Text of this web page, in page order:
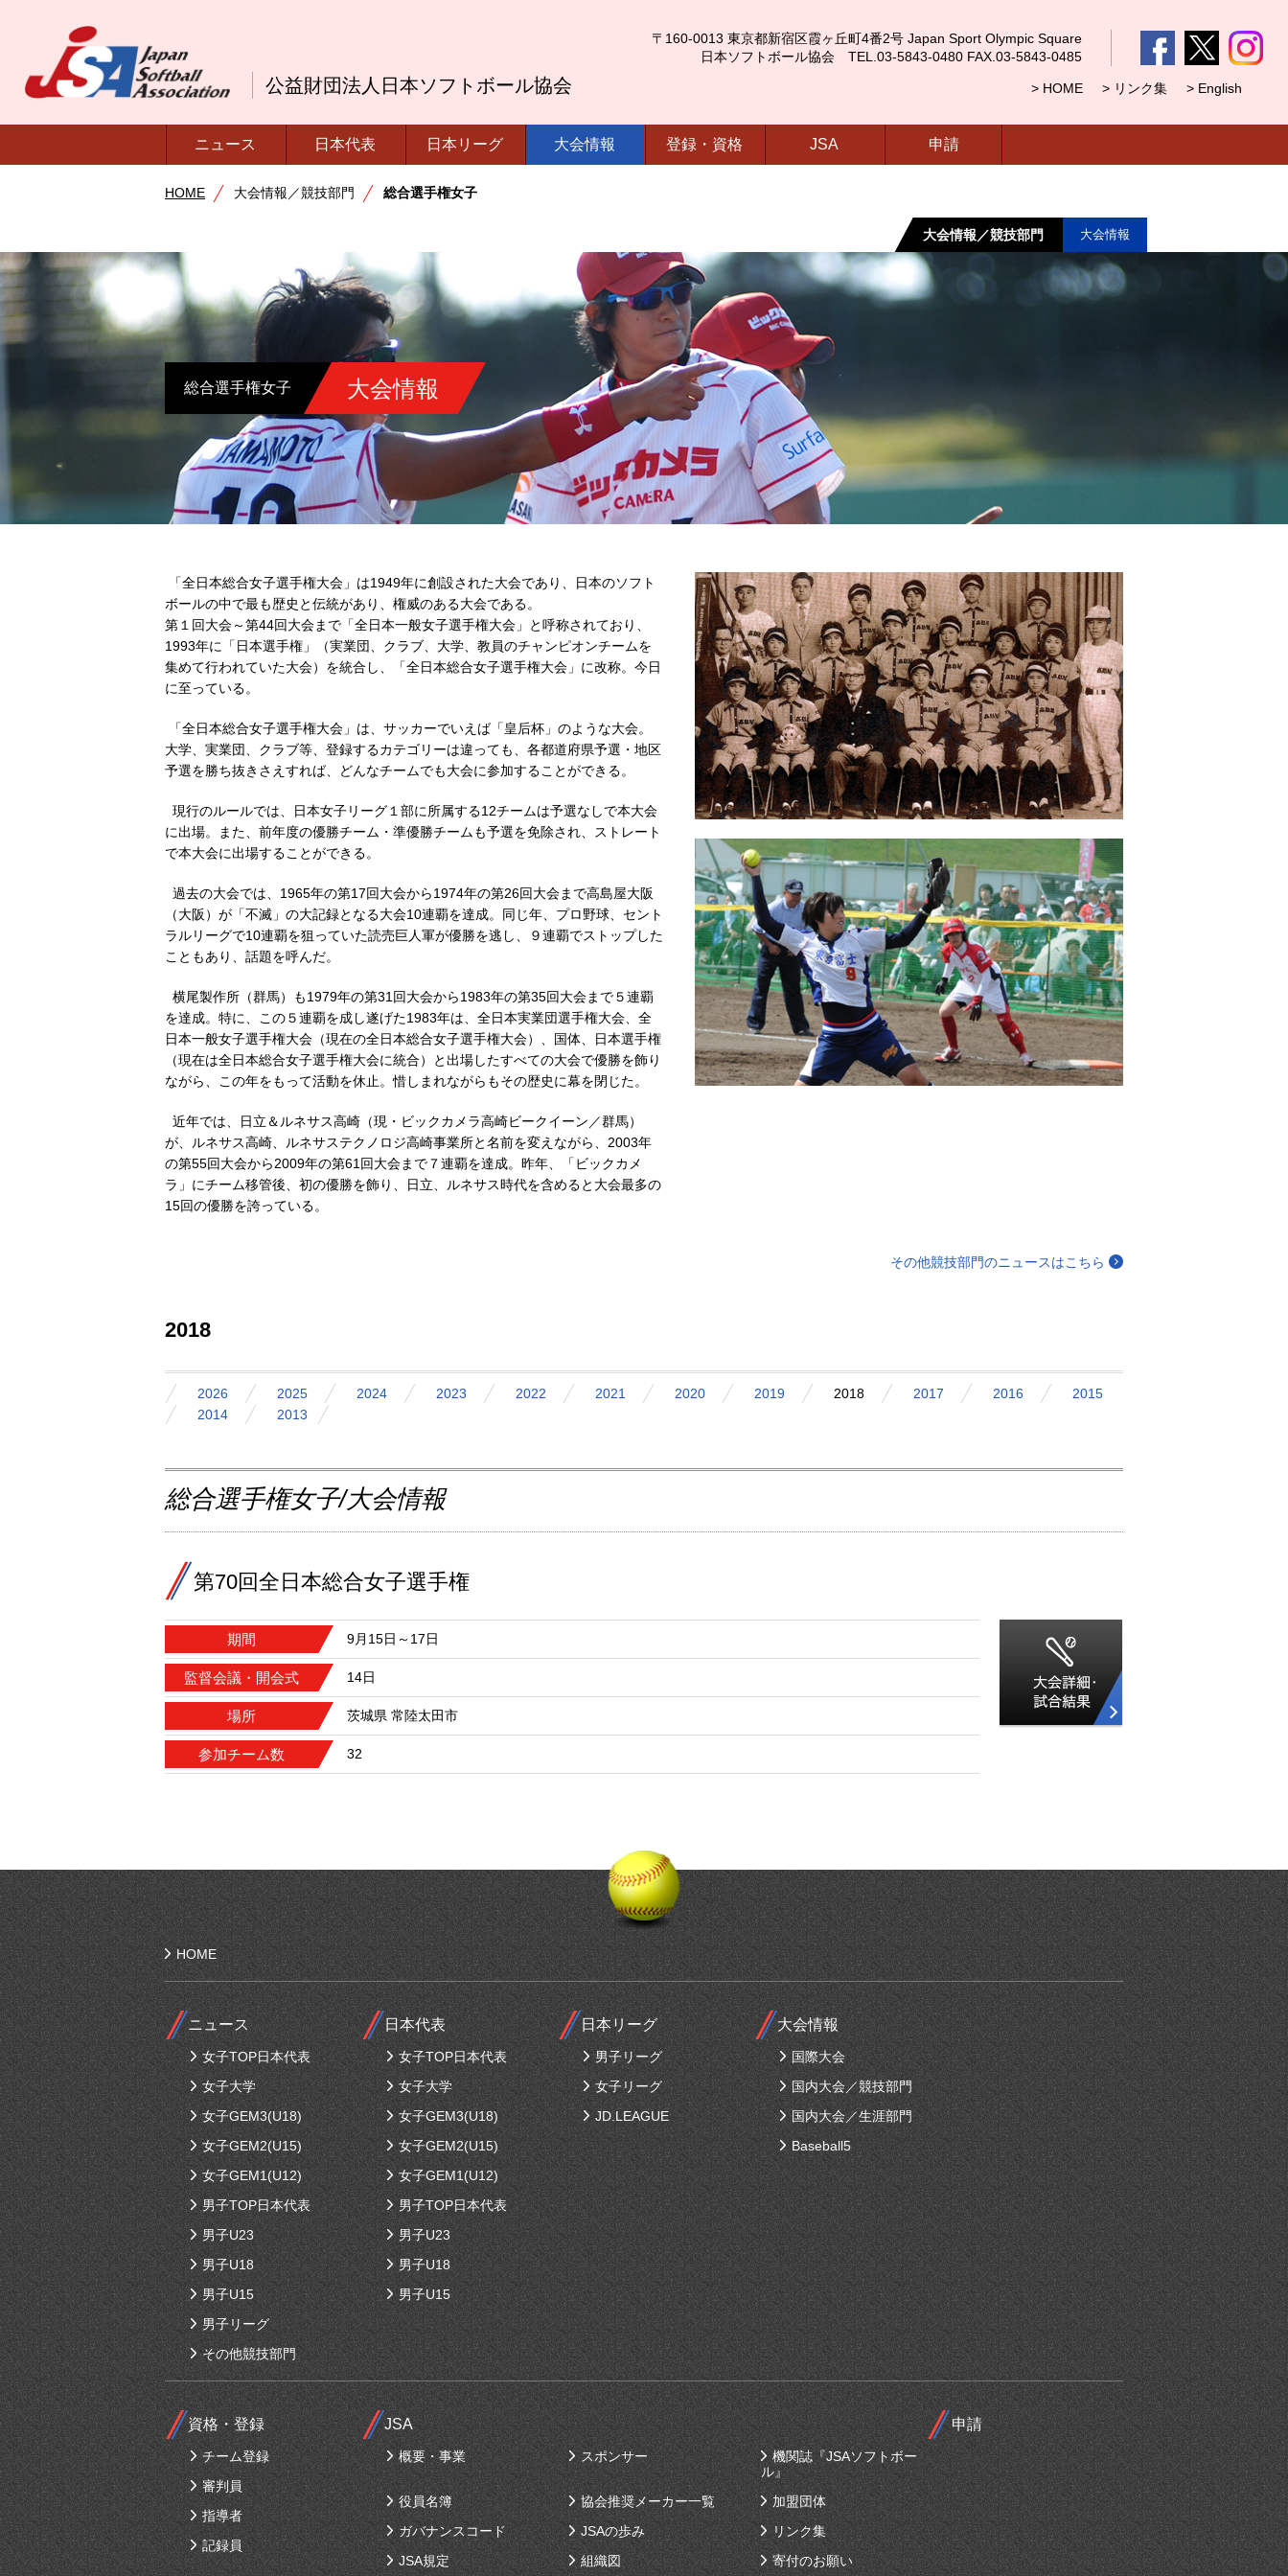
公益財団法人日本ソフトボール協会
〒160-0013 東京都新宿区霞ヶ丘町4番2号 Japan Sport Olympic Square
日本ソフトボール協会 TEL.03-5843-0480 FAX.03-5843-0485
> HOME > リンク集 > English
ニュース 日本代表 日本リーグ 大会情報 登録・資格 JSA 申請
HOME 大会情報／競技部門 総合選手権女子
大会情報／競技部門 大会情報
総合選手権女子 大会情報
「全日本総合女子選手権大会」は1949年に創設された大会であり、日本のソフト
ボールの中で最も歴史と伝統があり、権威のある大会である。
第１回大会～第44回大会まで「全日本一般女子選手権大会」と呼称されており、
1993年に「日本選手権」（実業団、クラブ、大学、教員のチャンピオンチームを
集めて行われていた大会）を統合し、「全日本総合女子選手権大会」に改称。今日
に至っている。
「全日本総合女子選手権大会」は、サッカーでいえば「皇后杯」のような大会。
大学、実業団、クラブ等、登録するカテゴリーは違っても、各都道府県予選・地区
予選を勝ち抜きさえすれば、どんなチームでも大会に参加することができる。
現行のルールでは、日本女子リーグ１部に所属する12チームは予選なしで本大会
に出場。また、前年度の優勝チーム・準優勝チームも予選を免除され、ストレート
で本大会に出場することができる。
過去の大会では、1965年の第17回大会から1974年の第26回大会まで高島屋大阪
（大阪）が「不滅」の大記録となる大会10連覇を達成。同じ年、プロ野球、セント
ラルリーグで10連覇を狙っていた読売巨人軍が優勝を逃し、９連覇でストップした
こともあり、話題を呼んだ。
横尾製作所（群馬）も1979年の第31回大会から1983年の第35回大会まで５連覇
を達成。特に、この５連覇を成し遂げた1983年は、全日本実業団選手権大会、全
日本一般女子選手権大会（現在の全日本総合女子選手権大会）、国体、日本選手権
（現在は全日本総合女子選手権大会に統合）と出場したすべての大会で優勝を飾り
ながら、この年をもって活動を休止。惜しまれながらもその歴史に幕を閉じた。
近年では、日立＆ルネサス高崎（現・ビックカメラ高崎ビークイーン／群馬）
が、ルネサス高崎、ルネサステクノロジ高崎事業所と名前を変えながら、2003年
の第55回大会から2009年の第61回大会まで７連覇を達成。昨年、「ビックカメ
ラ」にチーム移管後、初の優勝を飾り、日立、ルネサス時代を含めると大会最多の
15回の優勝を誇っている。
その他競技部門のニュースはこちら
2018
2026 2025 2024 2023 2022 2021 2020 2019 2018 2017 2016
2015
2014
2013
総合選手権女子/大会情報
第70回全日本総合女子選手権
期間 9月15日～17日
監督会議・開会式 14日
場所 茨城県 常陸太田市
参加チーム数 32
HOME
ニュース
女子TOP日本代表
女子大学
女子GEM3(U18)
女子GEM2(U15)
女子GEM1(U12)
男子TOP日本代表
男子U23
男子U18
男子U15
男子リーグ
その他競技部門
日本代表
女子TOP日本代表
女子大学
女子GEM3(U18)
女子GEM2(U15)
女子GEM1(U12)
男子TOP日本代表
男子U23
男子U18
男子U15
日本リーグ
男子リーグ
女子リーグ
JD.LEAGUE
大会情報
国際大会
国内大会／競技部門
国内大会／生涯部門
Baseball5
資格・登録
チーム登録
審判員
指導者
記録員
JSA
概要・事業 スポンサー
機関誌『JSAソフトボー
ル』
役員名簿
協会推奨メーカー一覧
加盟団体
ガバナンスコード
JSAの歩み
リンク集
JSA規定
組織図 寄付のお願い
申請